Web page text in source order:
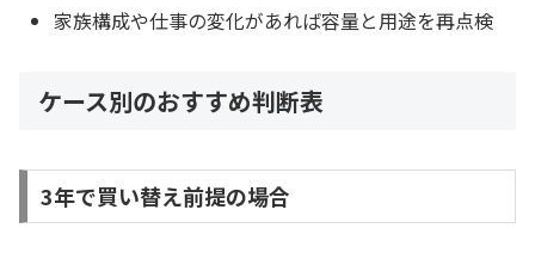
家族構成や仕事の変化があれば容量と用途を再点検
ケース別のおすすめ判断表
3年で買い替え前提の場合